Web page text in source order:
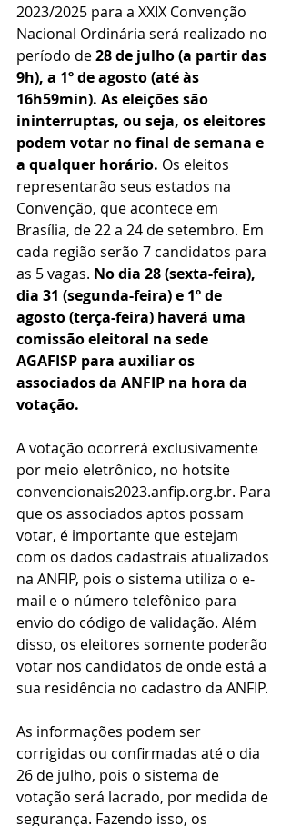
2023/2025 para a XXIX Convenção
Nacional Ordinária será realizado no
período de 28 de julho (a partir das
9h), a 1º de agosto (até às
16h59min). As eleições são
ininterruptas, ou seja, os eleitores
podem votar no final de semana e
a qualquer horário. Os eleitos
representarão seus estados na
Convenção, que acontece em
Brasília, de 22 a 24 de setembro. Em
cada região serão 7 candidatos para
as 5 vagas. No dia 28 (sexta-feira),
dia 31 (segunda-feira) e 1º de
agosto (terça-feira) haverá uma
comissão eleitoral na sede
AGAFISP para auxiliar os
associados da ANFIP na hora da
votação.
A votação ocorrerá exclusivamente
por meio eletrônico, no hotsite
convencionais2023.anfip.org.br. Para
que os associados aptos possam
votar, é importante que estejam
com os dados cadastrais atualizados
na ANFIP, pois o sistema utiliza o e-
mail e o número telefônico para
envio do código de validação. Além
disso, os eleitores somente poderão
votar nos candidatos de onde está a
sua residência no cadastro da ANFIP.
As informações podem ser
corrigidas ou confirmadas até o dia
26 de julho, pois o sistema de
votação será lacrado, por medida de
segurança. Fazendo isso, os